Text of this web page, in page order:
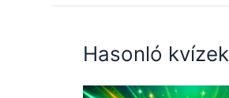
Hasonló kvízek